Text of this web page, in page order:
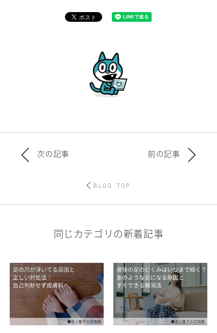
次の記事 前の記事
BLOG TOP
同じカテゴリの新着記事